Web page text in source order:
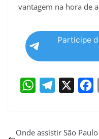
vantagem na hora de
Participe
a
l
c
Onde assistir São